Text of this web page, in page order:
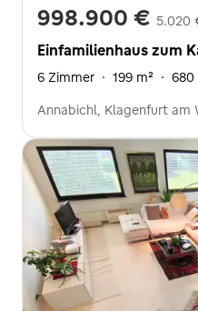
998.900 € 5.020
Einfamilienhaus zum
6 Zimmer · 199 m² · 680
Annabichl, Klagenfurt am